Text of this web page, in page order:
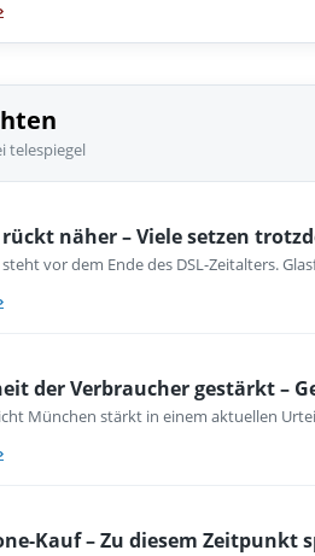
›
telespiegel
rückt näher – Viele setzen
vor dem Ende des DSL-Zeitalters.
›
der Verbraucher gestärkt –
München stärkt in einem aktuellen
›
Kauf – Zu diesem Zeitpunkt